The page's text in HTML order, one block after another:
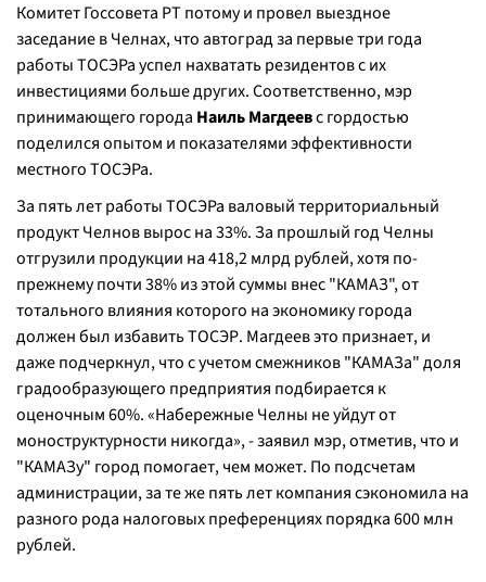
Комитет Госсовета РТ потому и провел выездное
заседание в Челнах, что автоград за первые три года
работы ТОСЭРа успел нахватать резидентов с их
инвестициями больше других. Соответственно, мэр
принимающего города Наиль Магдеевс гордостью
поделился опытом и показателями эффективности
местного ТОСЭРа.
За пять лет работы ТОСЭРа валовый территориальный
продукт Челнов вырос на 33%. За прошлый год Челны
отгрузили продукции на 418,2 млрд рублей, хотя по-
прежнему почти 38% из этой суммы внес "КАМАЗ", от
тотального влияния которого на экономику города
должен был избавить ТОСЭР. Магдеев это признает, и
даже подчеркнул, что с учетом смежников "КАМАЗа" доля
градообразующего предприятия подбирается к
оценочным 60%. «Набережные Челны не уйдут от
моноструктурности никогда», - заявил мэр, отметив, что и
"КАМАЗу" город помогает, чем может. По подсчетам
администрации, за те же пять лет компания сэкономила на
разного рода налоговых преференциях порядка 600 млн
рублей.